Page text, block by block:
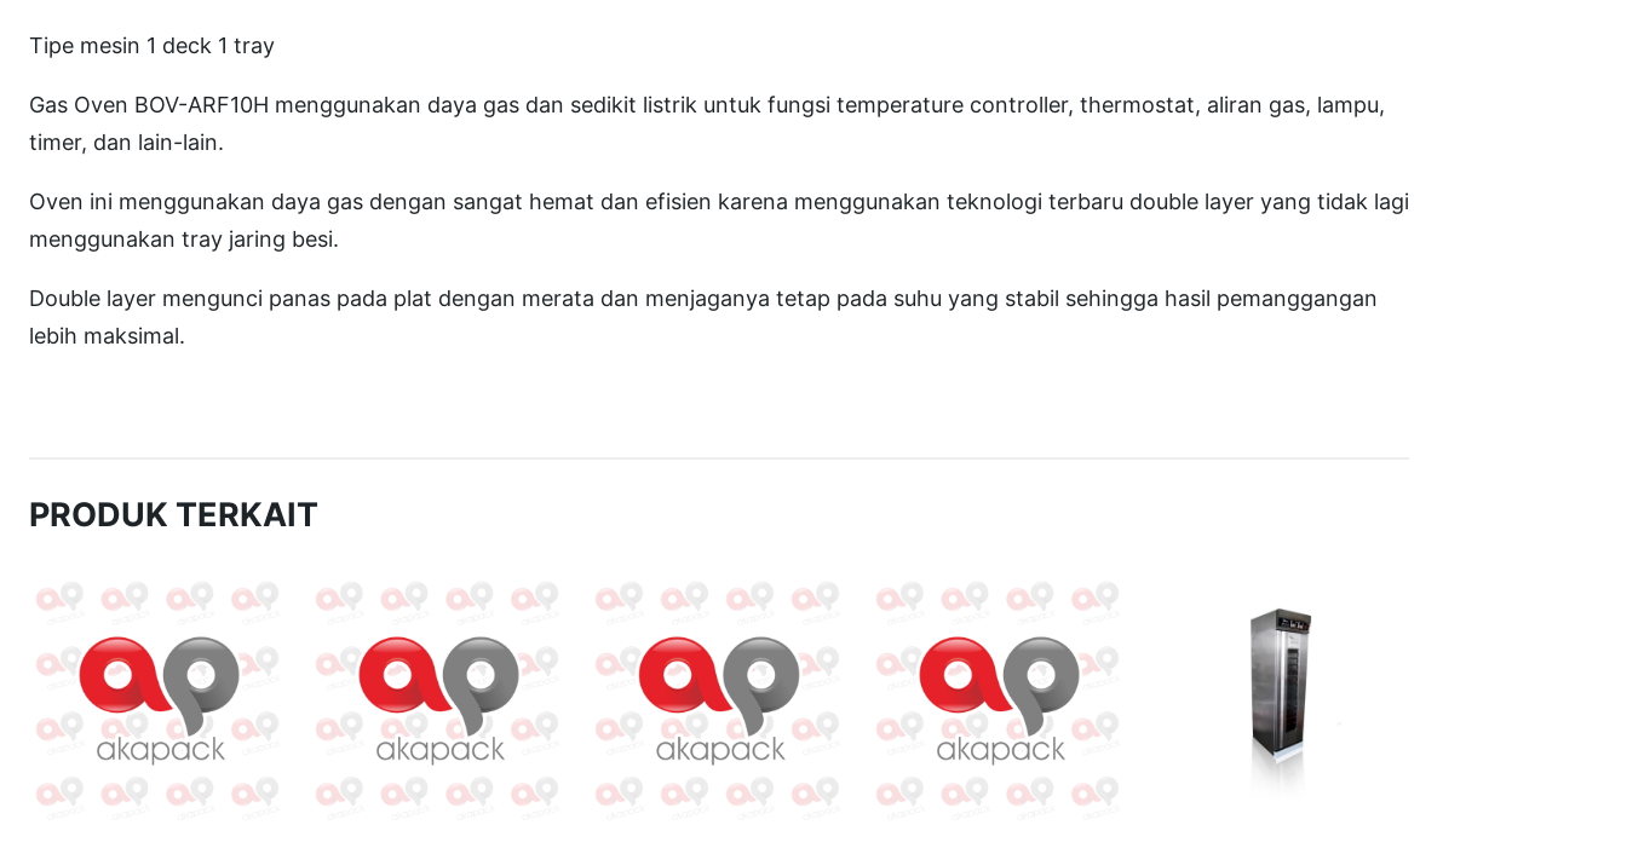
v
n
O
Tipe mesin 1 deck 1 tray
Gas Oven BOV-ARF10H menggunakan daya gas dan sedikit listrik untuk fungsi temperature controller, thermostat, aliran gas, lampu,
timer, dan lain-lain.
Oven ini menggunakan daya gas dengan sangat hemat dan efisien karena menggunakan teknologi terbaru double layer yang tidak lagi
menggunakan tray jaring besi.
Double layer mengunci panas pada plat dengan merata dan menjaganya tetap pada suhu yang stabil sehingga hasil pemanggangan
lebih maksimal.
PRODUK TERKAIT